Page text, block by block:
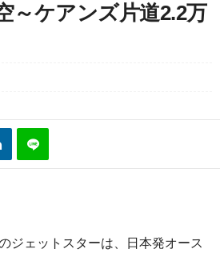
～ケアンズ片道2.2万
ジェットスターは、日本発オース